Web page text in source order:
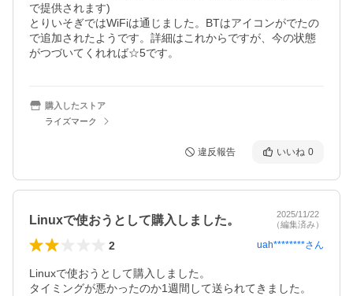
で提供されます)
とりいそぎではWiFiは通じました。BTはアイコンがでたの
で追加されたようです。詳細はこれからですが、今の状態
がつづいてくれれば☆5です。
購入したストア
ライズマーク
違反報告 いいね 0
Linuxで使おうとして購入しました。
2025/11/22
（編集済み）
2 uah********さん
Linuxで使おうとして購入しました。
タイミングが悪かったのか1週間して送られてきました。